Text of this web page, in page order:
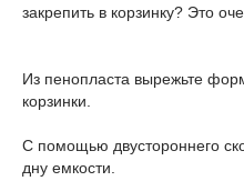
закрепить в корзинку? Это
Из пенопласта вырежьте
корзинки.
С помощью двустороннего
дну емкости.